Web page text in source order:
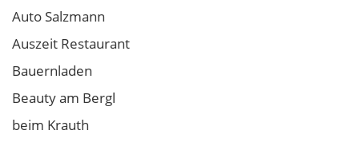
Auto Salzmann
Auszeit Restaurant
Bauernladen
Beauty am Bergl
beim Krauth